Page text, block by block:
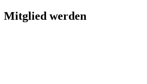
Mitglied werden